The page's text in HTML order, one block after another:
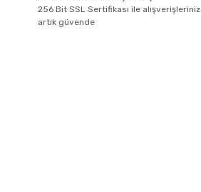
256 Bit SSL Sertifikası ile alışverişleriniz
artık güvende